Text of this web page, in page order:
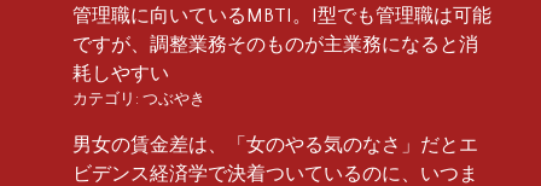
管理職に向いているMBTI。I型でも管理職は可能
ですが、調整業務そのものが主業務になると消
耗しやすい
カテゴリ: つぶやき
男女の賃金差は、「女のやる気のなさ」だとエ
ビデンス経済学で決着ついているのに、いつま